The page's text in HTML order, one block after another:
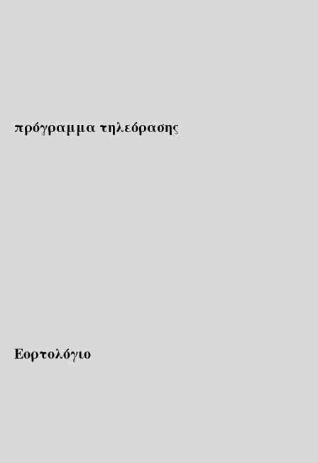
πρόγραμμα τηλεόρασης
Εορτολόγιο